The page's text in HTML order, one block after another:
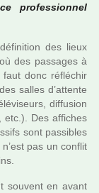
pro­fes­sion­nel
des lieux
des pas­sa­ges à
faut donc réflé­chir
salles d’attente
dif­fu­sion
etc.). Des affi­ches
sont pas­si­bles
pas un conflit
sou­vent en avant